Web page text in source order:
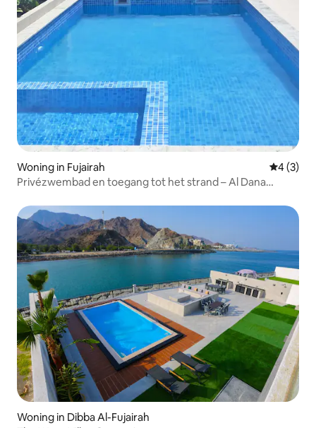
Woning in Fujairah
4 (3)
Privézwembad en toegang tot het strand – Al Dana
Woning in Dibba Al-Fujairah